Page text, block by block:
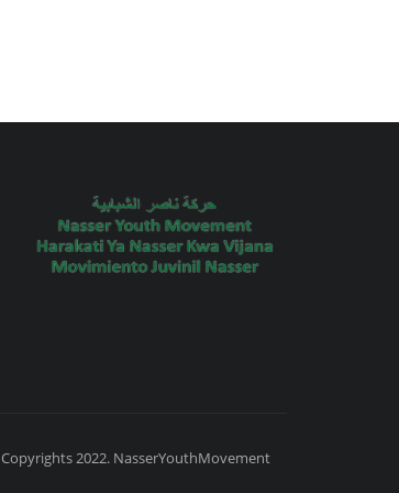
Copyrights 2022. NasserYouthMovement